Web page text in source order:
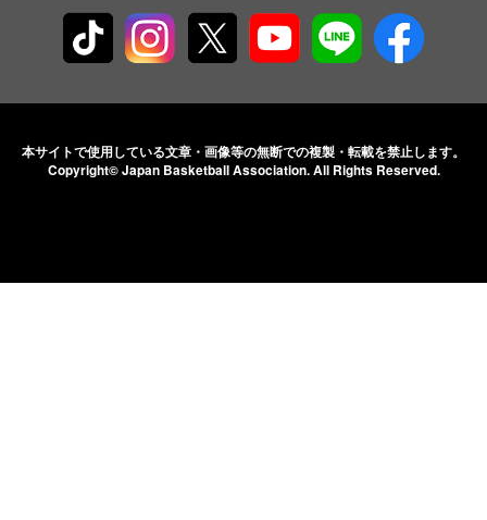
本サイトで使用している文章・画像等の無断での複製・転載を禁止します。
Copyright© Japan Basketball Association.All Rights Reserved.